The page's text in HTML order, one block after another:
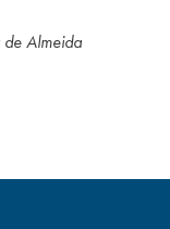
de Almeida